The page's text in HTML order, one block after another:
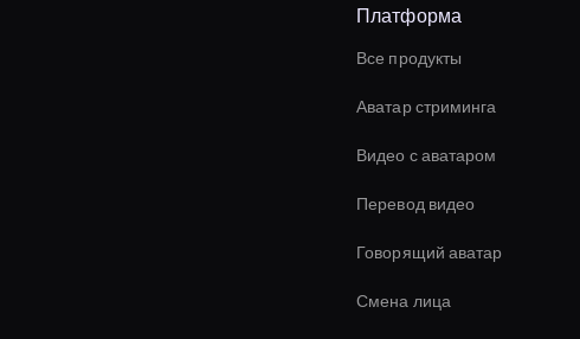
Платформа
Все продукты
Аватар стриминга
Видео с аватаром
Перевод видео
Говорящий аватар
Смена лица